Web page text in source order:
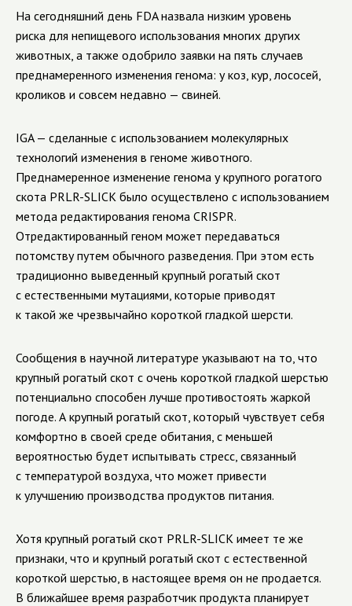
На сегодняшний день FDA назвала низким уровень
риска для непищевого использования многих других
животных, а также одобрило заявки на пять случаев
преднамеренного изменения генома: у коз, кур, лососей,
кроликов и совсем недавно — свиней.
IGA — сделанные с использованием молекулярных
технологий изменения в геноме животного.
Преднамеренное изменение генома у крупного рогатого
скота PRLR-SLICK было осуществлено с использованием
метода редактирования генома CRISPR.
Отредактированный геном может передаваться
потомству путем обычного разведения. При этом есть
традиционно выведенный крупный рогатый скот
с естественными мутациями, которые приводят
к такой же чрезвычайно короткой гладкой шерсти.
Сообщения в научной литературе указывают на то, что
крупный рогатый скот с очень короткой гладкой шерстью
потенциально способен лучше противостоять жаркой
погоде. А крупный рогатый скот, который чувствует себя
комфортно в своей среде обитания, с меньшей
вероятностью будет испытывать стресс, связанный
с температурой воздуха, что может привести
к улучшению производства продуктов питания.
Хотя крупный рогатый скот PRLR-SLICK имеет те же
признаки, что и крупный рогатый скот с естественной
короткой шерстью, в настоящее время он не продается.
В ближайшее время разработчик продукта планирует